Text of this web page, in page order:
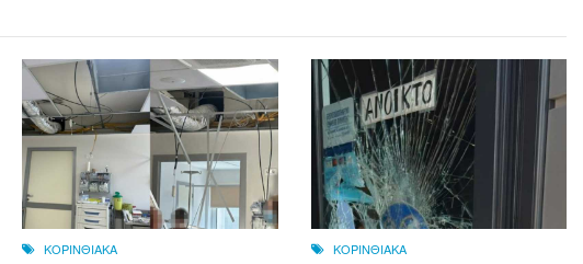
ΚΟΡΙΝΘΙΑΚΑ ΚΟΡΙΝΘΙΑΚΑ